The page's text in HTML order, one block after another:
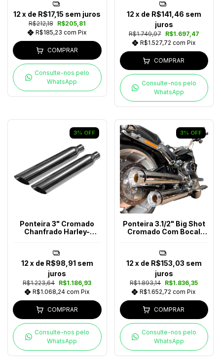
R$212,18
R$205,81
R$185,23 com Pix
12 x de R$17,15 sem juros
COMPRAR
Consulte-nos pelo
WhatsApp
R$1.749,97
R$1.697,47
R$1.527,72 com Pix
12 x de R$141,46 sem
juros
COMPRAR
Consulte-nos pelo
WhatsApp
3% OFF
Ponteira 3" Cromado
Chanfrado Harley-
R$1.223,64 R$1.186,93
R$1.068,24 com Pix
12 x de R$98,91 sem
juros
COMPRAR
Consulte-nos pelo
WhatsApp
3% OFF
Ponteira 3.1/2" Big Shot
Cromado Com Bocal
R$1.893,14 R$1.836,35
R$1.652,72com Pix
12 x de R$153,03 sem
juros
COMPRAR
Consulte-nos pelo
WhatsApp